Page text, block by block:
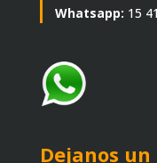
Whatsapp: 15
Dejanos